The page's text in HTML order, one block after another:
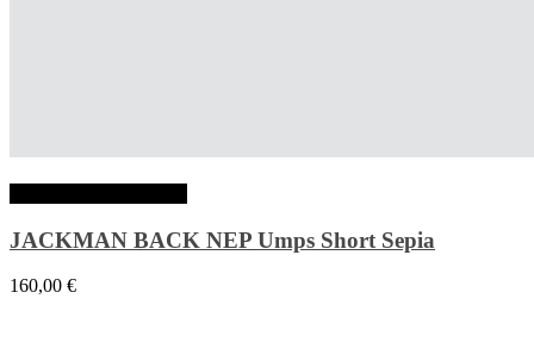
JACKMAN BACK NEP Umps Short Sepia
160,00 €